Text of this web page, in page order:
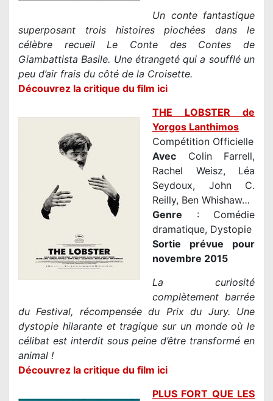
Un conte fantastique
superposant trois histoires piochées dans le
célèbre recueil Le Conte des Contes de
Giambattista Basile. Une étrangeté qui a soufflé un
peu d’air frais du côté de la Croisette.
Découvrez la critique du film ici
THE LOBSTER de
Yorgos Lanthimos
Compétition Officielle
Avec Colin Farrell,
Rachel Weisz, Léa
Seydoux, John C.
Reilly, Ben Whishaw…
Genre : Comédie
dramatique, Dystopie
Sortie prévue pour
novembre 2015
La curiosité
complètement barrée
du Festival, récompensée du Prix du Jury. Une
dystopie hilarante et tragique sur un monde où le
célibat est interdit sous peine d’être transformé en
animal !
Découvrez la critique du film ici
PLUS FORT QUE LES